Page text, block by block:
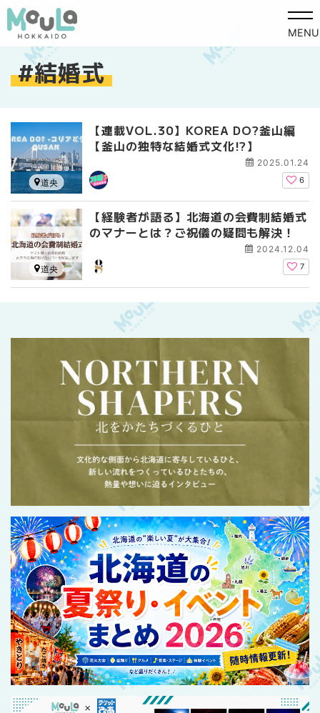
MENU
結婚式
【連載VOL.30】KOREA DO?釜山編
【釜山の独特な結婚式文化!?】
2025.01.24
6
道央
【経験者が語る】北海道の会費制結婚式
のマナーとは？ご祝儀の疑問も解決！
2024.12.04
7
道央